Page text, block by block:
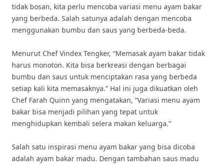
tidak bosan, kita perlu mencoba variasi menu ayam bakar
yang berbeda. Salah satunya adalah dengan mencoba
menggunakan bumbu dan saus yang berbeda-beda.
Menurut Chef Vindex Tengker, “Memasak ayam bakar tidak
harus monoton. Kita bisa berkreasi dengan berbagai
bumbu dan saus untuk menciptakan rasa yang berbeda
setiap kali kita memasaknya.” Hal ini juga dikuatkan oleh
Chef Farah Quinn yang mengatakan, “Variasi menu ayam
bakar bisa menjadi pilihan yang tepat untuk
menghidupkan kembali selera makan keluarga.”
Salah satu inspirasi menu ayam bakar yang bisa dicoba
adalah ayam bakar madu. Dengan tambahan saus madu